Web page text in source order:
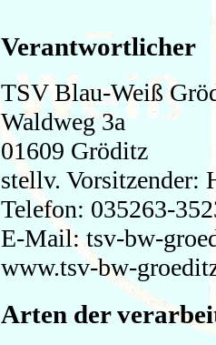
Verantwortlicher
TSV Blau-Weiß
Waldweg 3a
01609 Gröditz
stellv. Vorsitzender:
Telefon: 035263-
E-Mail: tsv-bw-
www.tsv-bw-
Arten der